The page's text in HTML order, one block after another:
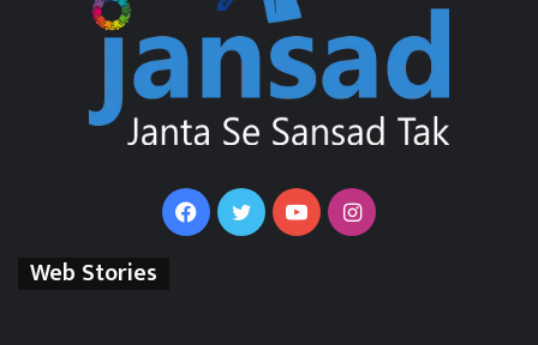
FacebookTwitterYouTubeInstagram
Web Stories